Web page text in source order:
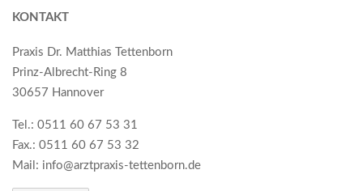
KONTAKT
Praxis Dr. Matthias Tettenborn
Prinz-Albrecht-Ring 8
30657 Hannover
Tel.: 0511 60 67 53 31
Fax.: 0511 60 67 53 32
Mail: info@arztpraxis-tettenborn.de